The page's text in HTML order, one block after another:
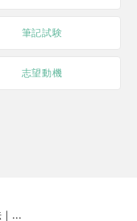
筆記試験
志望動機
...